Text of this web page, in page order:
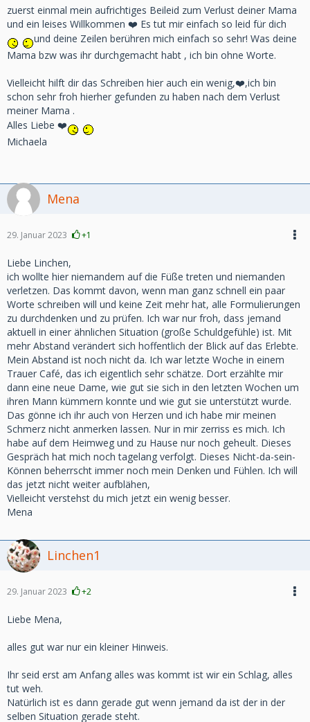
Ich war fast nur rund um die Uhr für Sie da,einer meiner
Brüder kümmerte sich Nachmittags um sie für 2-3 Stunden,
damit ich zum Einkaufen konnte, zu Ärzten,oder um kurz
durchzuschnaufen und mit meinen Partner Zeit zu haben.
Auch Nachts brauchte sie aufgrund starker Angst sehr viel
Betreuung, die ich ihr gab und somit bei ihr im Zimmer
schlief.
Am 10.12. War ich gerade unterwegs,als mein Bruder anrief,
das Mama nicht mehr sprechen kann.
Bin sofort nach Hause, der Notarzt war auch schon da und
sie kam in unsere Uni Klinik.
mit mir Scherze machte.
Die Neurologie meinte sie müsse auf eine Spezialstation,
dort ist Besuchsstopp wegen Corona Ausbruch.
Meine Mama verstand das alles nicht,weil sie schon seit
2013 Demenz hat und ich ihre Bezugsperson war, aber sie
meinte schließlich"Ok, aber du holst mich in ein paar
Tagen", was ich natürlich bejahte.Sie hätte immer so
furchtbare Angst, in ein Heim zu müssen.
Ich hab dann am nä. Tag erfahren das sie eine
Lungenetzündung hat, hab Zuhause nix gemerkt, kein
Fieber, kein starken Husten, einfach nix, beim
Familenfrühstück lachte sie noch Zuhause, war wie immer.
Mir wurde am Telefon immer gesagt ihr geht's gut, nach 4
Tagen hieß es plötzlich Nachmittags sie muss Aufgrund der
Atmung auf eine andere Intensivstation verlegt werden und
isoliert, da sie einen positiven Corona Test hätte,aber der
Pcr negativ wäre, darum dürfte ich am nä. Tag auch zu
Besuch kommen, mit bestimmten Regeln.
Der Arzt sagte mir den Abend noch, ich solle mir keine
Sorgen machen und mich beruhigt schlafen legen, es wird
nix passieren, alles ist gut.
Als ich am nächsten Tag hin bin, lag plötzlich eine
Magensonde, die Ärztin sprach von Intubation, das man es
mit 83 Jahren nicht mehr machen sollte auch aufgrund ihrer
Vorerkrankungen.
Nächster Morgen dann plötzlich ein Anruf meine Mama
könnte nicht mehr richtig sprechen, es wären direkt CT's
und Eeg gemacht worden, die Neurologen stehen vor einem
Rätsel.
schlechter, also kam sie an die 72 Stunden Dyalise.
schlechter Atmung, worauf mir gesagt wurde dem sei nicht
Es wäre wie zuhause, was absolut nicht stimmte.
Sie soll in die früh neurologische Reha, erst wurde gesagt
ich könnte mit, dann hieß es nein, aber dann wäre es auch
nicht so gut sie dort hinzugeben, sondern ich solle Zuhause
zuerst einmal mein aufrichtiges Beileid zum Verlust deiner Mama
und ein leises Willkommen ❤️ Es tut mir einfach so leid für dich
und deine Zeilen berühren mich einfach so sehr! Was deine
Mama bzw was ihr durchgemacht habt , ich bin ohne Worte.
Vielleicht hilft dir das Schreiben hier auch ein wenig,❤️,ich bin
schon sehr froh hierher gefunden zu haben nach dem Verlust
meiner Mama .
Alles Liebe ❤️
Michaela
Mena
29. Januar 2023 +1
Liebe Linchen,
ich wollte hier niemandem auf die Füße treten und niemanden
verletzen. Das kommt davon, wenn man ganz schnell ein paar
Worte schreiben will und keine Zeit mehr hat, alle Formulierungen
zu durchdenken und zu prüfen. Ich war nur froh, dass jemand
aktuell in einer ähnlichen Situation (große Schuldgefühle) ist. Mit
mehr Abstand verändert sich hoffentlich der Blick auf das Erlebte.
Mein Abstand ist noch nicht da. Ich war letzte Woche in einem
Trauer Café, das ich eigentlich sehr schätze. Dort erzählte mir
dann eine neue Dame, wie gut sie sich in den letzten Wochen um
ihren Mann kümmern konnte und wie gut sie unterstützt wurde.
Das gönne ich ihr auch von Herzen und ich habe mir meinen
Schmerz nicht anmerken lassen. Nur in mir zerriss es mich. Ich
habe auf dem Heimweg und zu Hause nur noch geheult. Dieses
Gespräch hat mich noch tagelang verfolgt. Dieses Nicht-da-sein-
Können beherrscht immer noch mein Denken und Fühlen. Ich will
das jetzt nicht weiter aufblähen,
Vielleicht verstehst du mich jetzt ein wenig besser.
Mena
Linchen1
29. Januar 2023 +2
Liebe Mena,
alles gut war nur ein kleiner Hinweis.
Ihr seid erst am Anfang alles was kommt ist wir ein Schlag, alles
tut weh.
Natürlich ist es dann gerade gut wenn jemand da ist der in der
selben Situation gerade steht.